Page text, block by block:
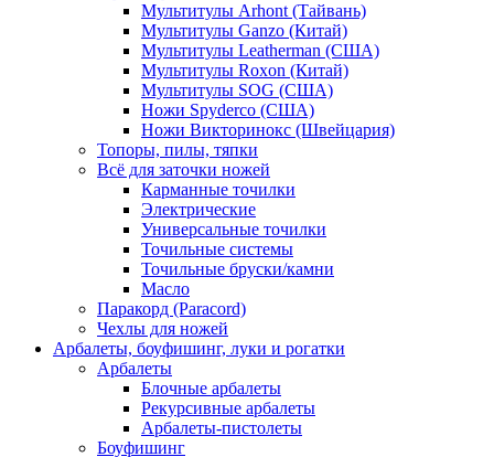
Мультитулы Arhont (Тайвань)
Мультитулы Ganzo (Китай)
Мультитулы Leatherman (США)
Мультитулы Roxon (Китай)
Мультитулы SOG (США)
Ножи Spyderco (США)
Ножи Викторинокс (Швейцария)
Топоры, пилы, тяпки
Всё для заточки ножей
Карманные точилки
Электрические
Универсальные точилки
Точильные системы
Точильные бруски/камни
Масло
Паракорд (Paracord)
Чехлы для ножей
Арбалеты, боуфишинг, луки и рогатки
Арбалеты
Блочные арбалеты
Рекурсивные арбалеты
Арбалеты-пистолеты
Боуфишинг